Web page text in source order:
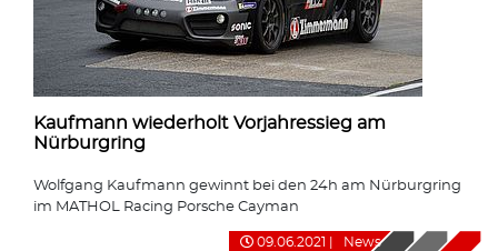
Kaufmann wiederholt Vorjahressieg am
Nürburgring
Wolfgang Kaufmann gewinnt bei den 24h am Nürburgring
im MATHOL Racing Porsche Cayman
09.06.2021 News